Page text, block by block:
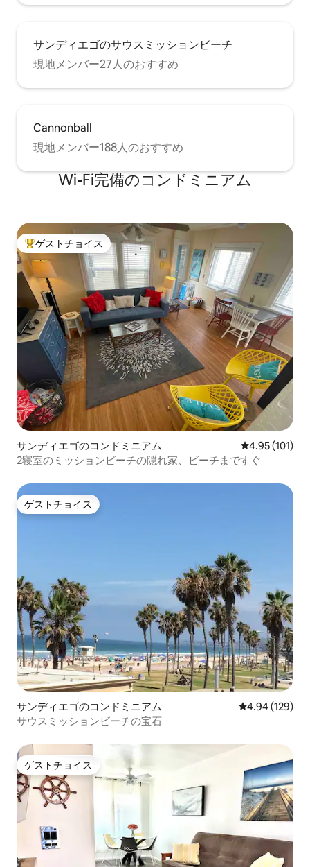
サンディエゴのサウスミッションビーチ
現地メンバー27人のおすすめ
Cannonball
現地メンバー188人のおすすめ
Wi-Fi完備のコンドミニアム
大好評のゲストチョイスです。
ゲストチョイス
サンディエゴのコンドミニアム レビュー101
4.95 (101)
2寝室のミッションビーチの隠れ家、ビーチまですぐ
ゲストチョイス
ゲストチョイス
サンディエゴのコンドミニアム レビュー129
4.94 (129)
サウスミッションビーチの宝石
ゲストチョイス
ゲストチョイス